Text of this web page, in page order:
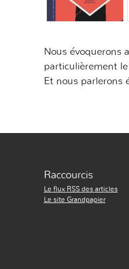
Nous évoquerons
particulièrement le
Et nous parlerons
Raccourcis
Le flux RSS des articles
Le site Grandpapier